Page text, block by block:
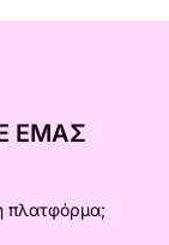
ΕΜΆΣ
πλατφόρμα;